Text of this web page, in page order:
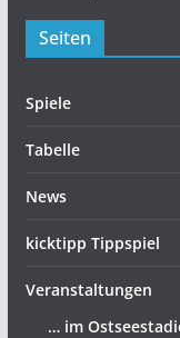
Seiten
Spiele
Tabelle
News
kicktipp Tippspiel
Veranstaltungen
… im